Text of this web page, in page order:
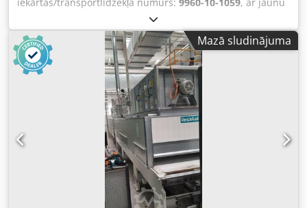
konveijera lenti. Tehniskie dati: - Ražotājs: Printworld -
Tips: 3D - PUVD - Izgatavošanas gads: 2016 - Darba
platums: maks. 1300 mm - UV lampas garums: 2 x 1600
mm (lokšņu garums) - Stara skaits: 2 gab. – žāvēšanas
sistēmas no augšas + 1 gab. – žāvēšanas sistēma no
apakšas - UV jaudas regulēšana: UV lampas var regulēt
atsevišķi (30% - 100%) - Reflektors: Printworld Multifocal –
reflektors - Konveijera lentes platums: 1400 mm - Kopējais
garums: 4,5 m - Konveijera lentes ātrums: 3 – 20 m/min -
Substrāta caurlaides augstums: 60 mm, maks. (pēc izvēles
– lielāks) - Konveijera lentes izpildījums: PTFE stikla
šķiedras auduma konveijera lente, ar antistatisku
pārklājumu - Konveijera lentes ātruma regulēšana:
nepārtraukti, ar digitālo vadību un uzraudzību - Konveijera
Mazā sludinājuma